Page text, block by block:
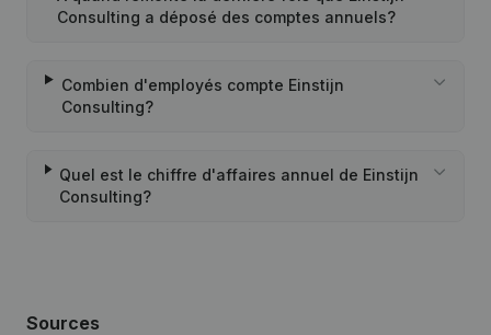
Consulting a déposé des comptes annuels?
Combien d'employés compte Einstijn
Consulting?
Quel est le chiffre d'affaires annuel de Einstijn
Consulting?
Sources